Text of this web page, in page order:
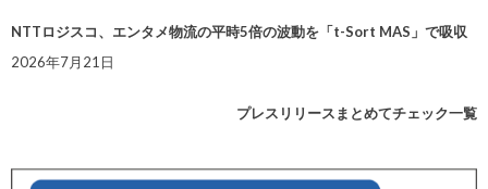
NTTロジスコ、エンタメ物流の平時5倍の波動を「t-Sort MAS」で吸収
2026年7月21日
プレスリリースまとめてチェック一覧